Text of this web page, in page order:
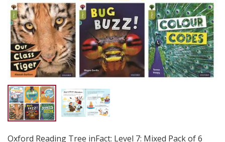
Oxford Reading Tree inFact: Level 7: Mixed Pack of 6